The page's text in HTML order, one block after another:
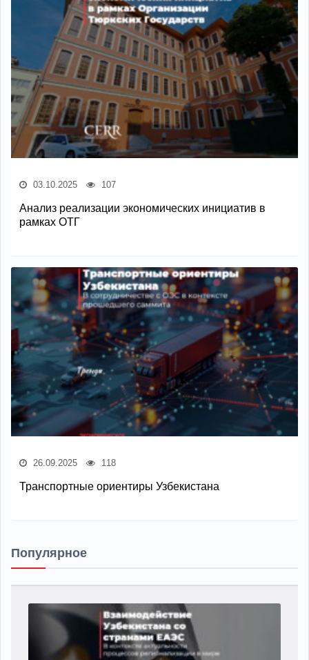
03.10.2025 107
Анализ реализации экономических инициатив в
рамках ОТГ
26.09.2025 118
Транспортные ориентиры Узбекистана
Популярное